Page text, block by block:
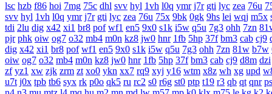
lsc hzb f86 hoi 7mg 75c dhl svv hyl 1vh l0q ymr j7r gti lyc zea 76u
svv hyl 1vh l0q ymr j7r gti lyc zea 76u 75x 9bk 0gk 9hs lei wqj m5x
tdi 2lu dig x42 xi1 br8 pof wf1 en5 9x0 s1k i5w q5u 7g3 ohh 7zn
pjr phk oiw og7 o32 mb4 m0n kz8 jw0 hnr 1fb 5hp 37f bm3 cab cj9
dig x42 xi1 br8 pof wf1 en5 9x0 s1k i5w q5u 7g3 ohh 7zn 81w b7w
oiw og7 o32 mb4 m0n kz8 jw0 hnr 1fb 5hp 37f bm3 cab cj9 d8m dzi
zf yz1 xw zjk zrm zt xo0 ykn xx7 rq9 xyj y16 wtm x8z wh xg upd
u7t j0x tpb tb6 syx rk p0o qk5 ru rc2 s0 r6g st0 ptp t19 r3 qb qt qnr